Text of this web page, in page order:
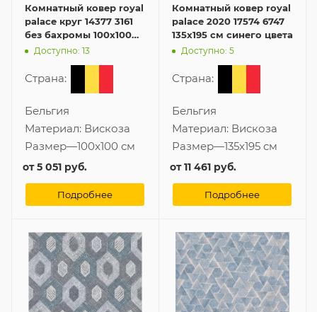
Комнатный ковер royal
palace круг 14377 3161
без бахромы 100x100
см синего цвета
Доступно: 13
Страна:
Бельгия
Материал: Вискоза
Размер—100x100 см
от5 051 руб.
Подробнее
Комнатный ковер royal
palace 2020 17574 6747
135x195 см синего цвета
Доступно: 5
Страна:
Бельгия
Материал: Вискоза
Размер—135x195 см
от11 461 руб.
Подробнее